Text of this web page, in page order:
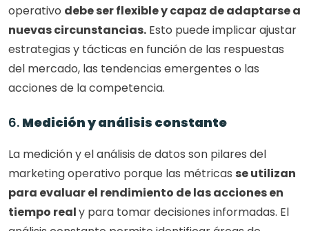
operativo debe ser flexible y capaz de adaptarse a
nuevas circunstancias. Esto puede implicar ajustar
estrategias y tácticas en función de las respuestas
del mercado, las tendencias emergentes o las
acciones de la competencia.
6. Medición y análisis constante
La medición y el análisis de datos son pilares del
marketing operativo porque las métricas se utilizan
para evaluar el rendimiento de las acciones en
tiempo real y para tomar decisiones informadas. El